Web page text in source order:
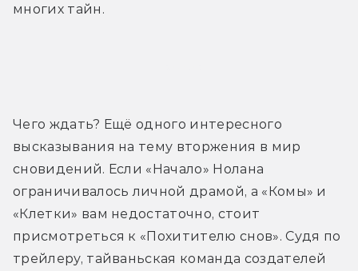
многих тайн.
Чего ждать? Ещё одного интересного
высказывания на тему вторжения в мир
сновидений. Если «Начало» Нолана
ограничивалось личной драмой, а «Комы» и
«Клетки» вам недостаточно, стоит
присмотреться к «Похитителю снов». Судя по
трейлеру, тайваньская команда создателей